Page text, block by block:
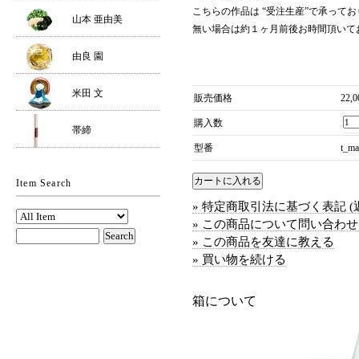
こちらの作品は “受注生産”で承って
無い場合は約１ヶ月前後お時間頂い
販売価格
購入数
型番
» 特定商取引法に基づく表記 (
» この商品について問い合わ
» この商品を友達に教える
» 買い物を続ける
箱について
山本 亜由美
由良 園
米田 文
帯締
Item Search